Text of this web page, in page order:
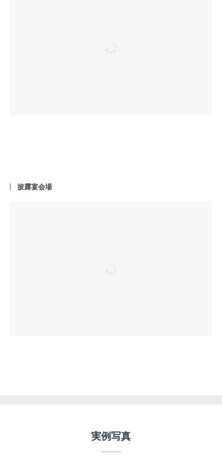
披露宴会場
実例写真